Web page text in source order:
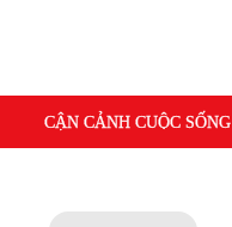
CẬN CẢNH CUỘC SỐNG